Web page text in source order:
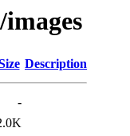
Description
-